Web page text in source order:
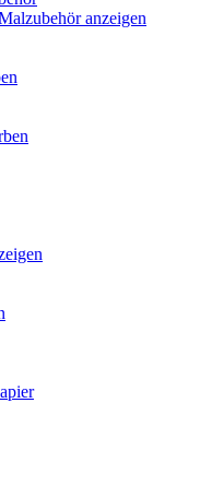
anzeigen